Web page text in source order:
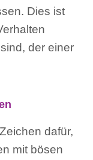
Dies ist
der einer
dafür,
mit bösen